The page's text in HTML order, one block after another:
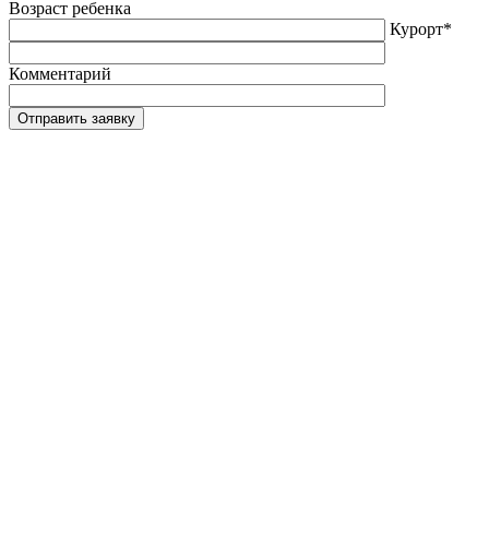
Возраст ребенка
Курорт*
Комментарий